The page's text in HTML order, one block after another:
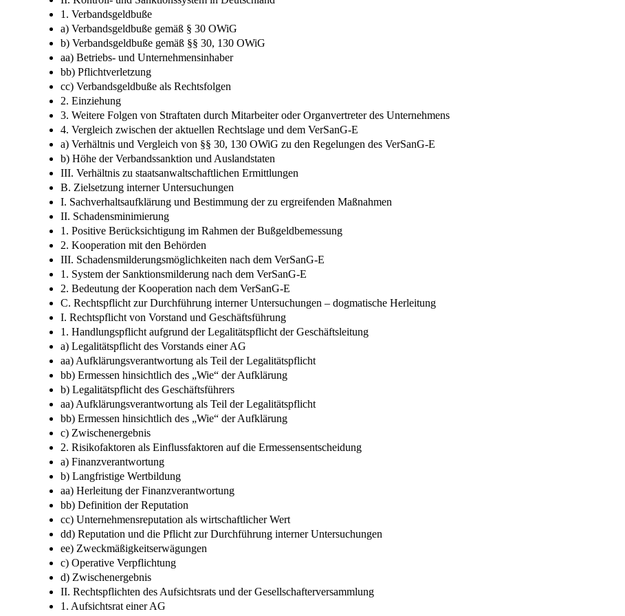
1. Verbandsgeldbuße
a) Verbandsgeldbuße gemäß § 30 OWiG
b) Verbandsgeldbuße gemäß §§ 30, 130 OWiG
aa) Betriebs- und Unternehmensinhaber
bb) Pflichtverletzung
cc) Verbandsgeldbuße als Rechtsfolgen
2. Einziehung
3. Weitere Folgen von Straftaten durch Mitarbeiter oder Organvertreter des Unternehmens
4. Vergleich zwischen der aktuellen Rechtslage und dem VerSanG-E
a) Verhältnis und Vergleich von §§ 30, 130 OWiG zu den Regelungen des VerSanG-E
b) Höhe der Verbandssanktion und Auslandstaten
III. Verhältnis zu staatsanwaltschaftlichen Ermittlungen
B. Zielsetzung interner Untersuchungen
I. Sachverhaltsaufklärung und Bestimmung der zu ergreifenden Maßnahmen
II. Schadensminimierung
1. Positive Berücksichtigung im Rahmen der Bußgeldbemessung
2. Kooperation mit den Behörden
III. Schadensmilderungsmöglichkeiten nach dem VerSanG-E
1. System der Sanktionsmilderung nach dem VerSanG-E
2. Bedeutung der Kooperation nach dem VerSanG-E
C. Rechtspflicht zur Durchführung interner Untersuchungen – dogmatische Herleitung
I. Rechtspflicht von Vorstand und Geschäftsführung
1. Handlungspflicht aufgrund der Legalitätspflicht der Geschäftsleitung
a) Legalitätspflicht des Vorstands einer AG
aa) Aufklärungsverantwortung als Teil der Legalitätspflicht
bb) Ermessen hinsichtlich des „Wie“ der Aufklärung
b) Legalitätspflicht des Geschäftsführers
aa) Aufklärungsverantwortung als Teil der Legalitätspflicht
bb) Ermessen hinsichtlich des „Wie“ der Aufklärung
c) Zwischenergebnis
2. Risikofaktoren als Einflussfaktoren auf die Ermessensentscheidung
a) Finanzverantwortung
b) Langfristige Wertbildung
aa) Herleitung der Finanzverantwortung
bb) Definition der Reputation
cc) Unternehmensreputation als wirtschaftlicher Wert
dd) Reputation und die Pflicht zur Durchführung interner Untersuchungen
ee) Zweckmäßigkeitserwägungen
c) Operative Verpflichtung
d) Zwischenergebnis
II. Rechtspflichten des Aufsichtsrats und der Gesellschafterversammlung
1. Aufsichtsrat einer AG